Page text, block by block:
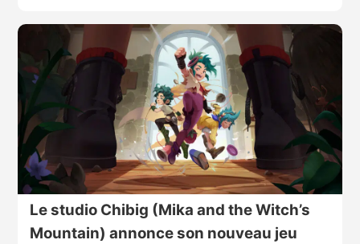
Le studio Chibig (Mika and the Witch’s
Mountain) annonce son nouveau jeu